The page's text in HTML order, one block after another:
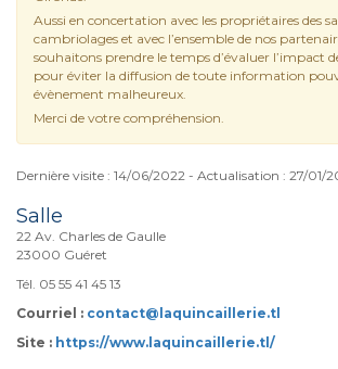
Aussi en concertation avec les propriétaires des
cambriolages et avec l’ensemble de nos
souhaitons prendre le temps d’évaluer l’impact
pour éviter la diffusion de toute information
évènement malheureux.
Merci de votre compréhension.
Dernière visite : 14/06/2022 - Actualisation : 27/01/
Salle
22 Av. Charles de Gaulle
23000 Guéret
Tél. 05 55 41 45 13
Courriel : contact@laquincaillerie.tl
Site : https://www.laquincaillerie.tl/